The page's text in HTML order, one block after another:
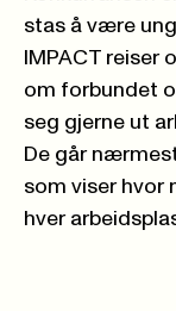
stas å være
IMPACT reiser
om forbundet
seg gjerne ut
De går
som viser hvor
hver